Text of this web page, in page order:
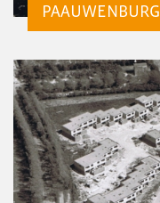
PAAUWENBURG